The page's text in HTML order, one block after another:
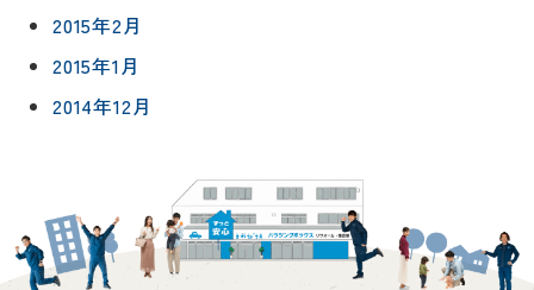
2015年2月
2015年1月
2014年12月